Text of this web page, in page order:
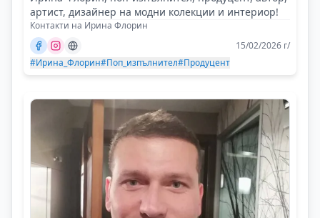
артист, дизайнер на модни колекции и интериор!
Контакти на Ирина Флорин
15/02/2026 г/
#Ирина_Флорин#Поп_изпълнител#Продуцент